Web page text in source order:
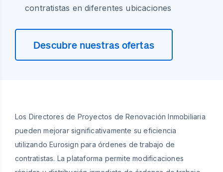
contratistas en diferentes ubicaciones
Descubre nuestras ofertas
Los Directores de Proyectos de Renovación Inmobiliaria
pueden mejorar significativamente su eficiencia
utilizando Eurosign para órdenes de trabajo de
contratistas. La plataforma permite modificaciones